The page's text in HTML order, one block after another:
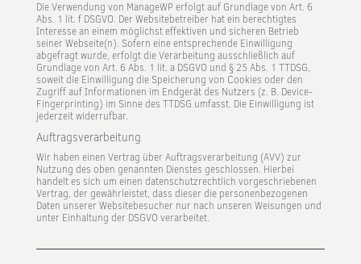
Die Verwendung von ManageWP erfolgt auf Grundlage von Art. 6
Abs. 1 lit. f DSGVO. Der Websitebetreiber hat ein berechtigtes
Interesse an einem möglichst effektiven und sicheren Betrieb
seiner Webseite(n). Sofern eine entsprechende Einwilligung
abgefragt wurde, erfolgt die Verarbeitung ausschließlich auf
Grundlage von Art. 6 Abs. 1 lit. a DSGVO und § 25 Abs. 1 TTDSG,
soweit die Einwilligung die Speicherung von Cookies oder den
Zugriff auf Informationen im Endgerät des Nutzers (z. B. Device-
Fingerprinting) im Sinne des TTDSG umfasst. Die Einwilligung ist
jederzeit widerrufbar.
Auftragsverarbeitung
Wir haben einen Vertrag über Auftragsverarbeitung (AVV) zur
Nutzung des oben genannten Dienstes geschlossen. Hierbei
handelt es sich um einen datenschutzrechtlich vorgeschriebenen
Vertrag, der gewährleistet, dass dieser die personenbezogenen
Daten unserer Websitebesucher nur nach unseren Weisungen und
unter Einhaltung der DSGVO verarbeitet.